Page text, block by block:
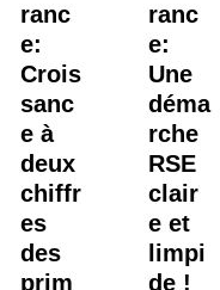
ranc
e:
Crois
sanc
e à
deux
chiffr
es
des
prim
ranc
e:
Une
déma
rche
RSE
clair
e et
limpi
de !